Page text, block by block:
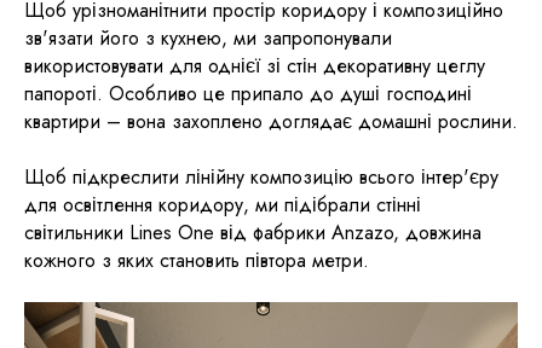
Щоб урізноманітнити простір коридору і композиційно
зв'язати його з кухнею, ми запропонували
використовувати для однієї зі стін декоративну цеглу
папороті. Особливо це припало до душі господині
квартири – вона захоплено доглядає домашні рослини.
Щоб підкреслити лінійну композицію всього інтер'єру
для освітлення коридору, ми підібрали стінні
світильники Lines One від фабрики Anzazo, довжина
кожного з яких становить півтора метри.